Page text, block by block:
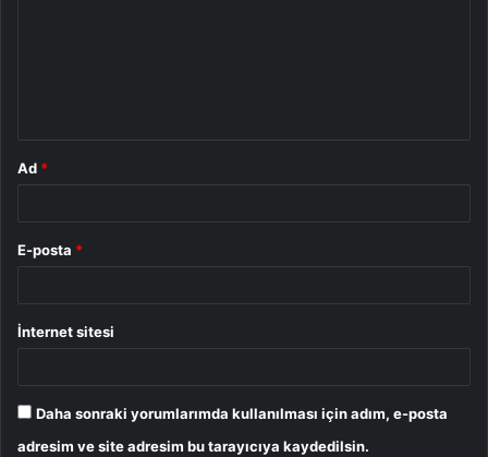
Ad *
E-posta *
İnternet sitesi
Daha sonraki yorumlarımda kullanılması için adım, e-posta
adresim ve site adresim bu tarayıcıya kaydedilsin.